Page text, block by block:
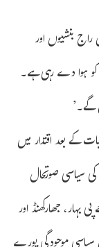
بنشیوں اور
کو ہوا دے رہی ہے۔
گے۔’
لوک سبھا انتخابات کے بعد اقتدار میں
کہا کہ 2019 میں ملک کی سیاسی صورتحال
ہے۔ 2019میں بی جے پی بہار، جھارکھنڈ اور